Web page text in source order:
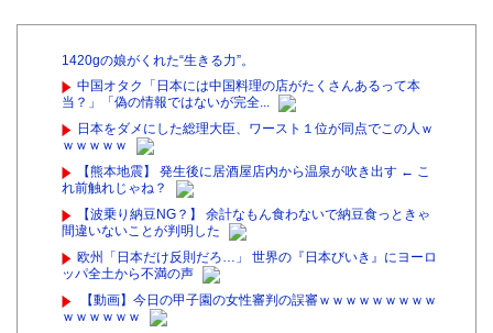
1420gの娘がくれた“生きる力”。
中国オタク「日本には中国料理の店がたくさんあるって本
当？」「偽の情報ではないが完全...
日本をダメにした総理大臣、ワースト１位が同点でこの人ｗ
ｗｗｗｗｗ
【熊本地震】 発生後に居酒屋店内から温泉が吹き出す ← こ
れ前触れじゃね？
【波乗り納豆NG？】 余計なもん食わないで納豆食っときゃ
間違いないことが判明した
欧州「日本だけ反則だろ…」 世界の『日本びいき』にヨーロ
ッパ全土から不満の声
【動画】今日の甲子園の女性審判の誤審ｗｗｗｗｗｗｗｗｗ
ｗｗｗｗｗｗ